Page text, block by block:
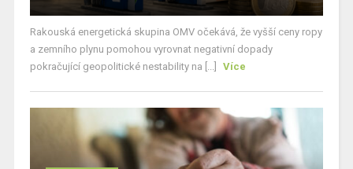
Rakouská energetická skupina OMV očekává, že vyšší ceny ropy
a zemního plynu pomohou vyrovnat negativní dopady
pokračující geopolitické nestability na [...]
Více